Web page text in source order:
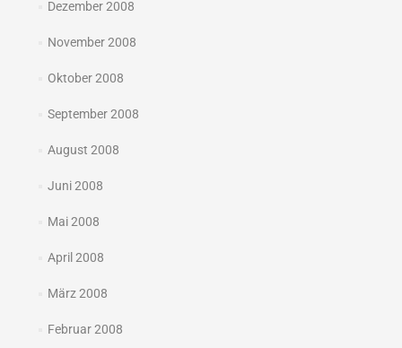
Dezember 2008
November 2008
Oktober 2008
September 2008
August 2008
Juni 2008
Mai 2008
April 2008
März 2008
Februar 2008